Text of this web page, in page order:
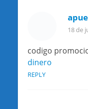
18 de
codigo
dinero
REPLY